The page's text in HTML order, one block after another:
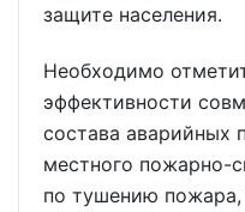
защите населения.
Необходимо
эффективности
состава
местного пожарно-
по тушению